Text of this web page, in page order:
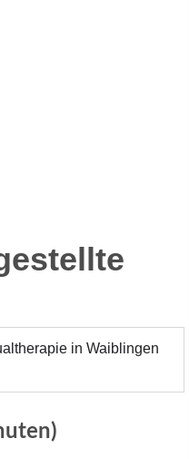
in Waiblingen